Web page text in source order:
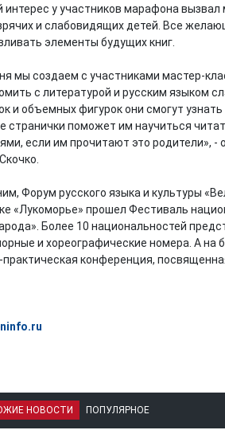
интерес у участников марафона
и слабовидящих детей. Все
элементы будущих книг.
мы создаем с участниками мастер-
с литературой и русским языком
и объемных фигурок они смогут
странички поможет им научиться
если им прочитают это родители»,
Форум русского языка и культуры
«Лукоморье» прошел Фестиваль
Более 10 национальностей
и хореографические номера. А
практическая конференция,
НОВОСТИ ПОПУЛЯРНОЕ
для Зелимхана (Отр.